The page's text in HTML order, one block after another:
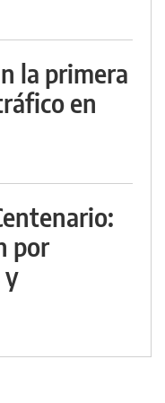
la primera
en
por
y